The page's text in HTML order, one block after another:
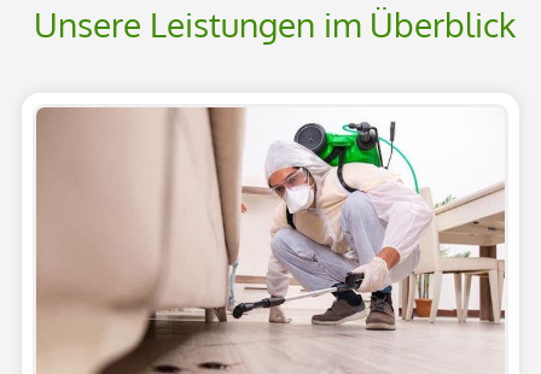
Unsere Leistungen im Überblick